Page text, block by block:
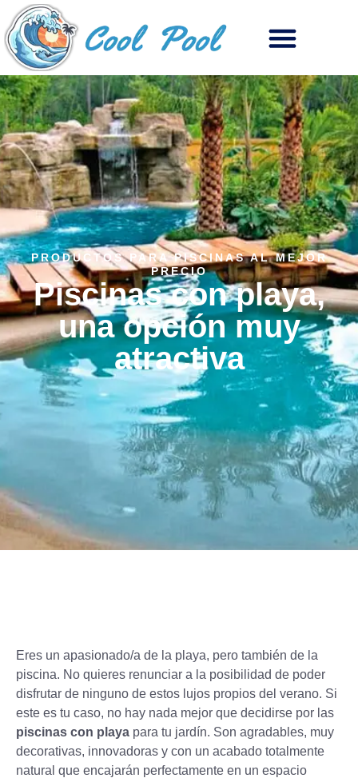
PRODUCTOS PARA PISCINAS AL MEJOR
PRECIO
Piscinas con playa,
una opción muy
atractiva
Eres un apasionado/a de la playa, pero también de la
piscina. No quieres renunciar a la posibilidad de poder
disfrutar de ninguno de estos lujos propios del verano. Si
este es tu caso, no hay nada mejor que decidirse por las
piscinas con playa para tu jardín. Son agradables, muy
decorativas, innovadoras y con un acabado totalmente
natural que encajarán perfectamente en un espacio